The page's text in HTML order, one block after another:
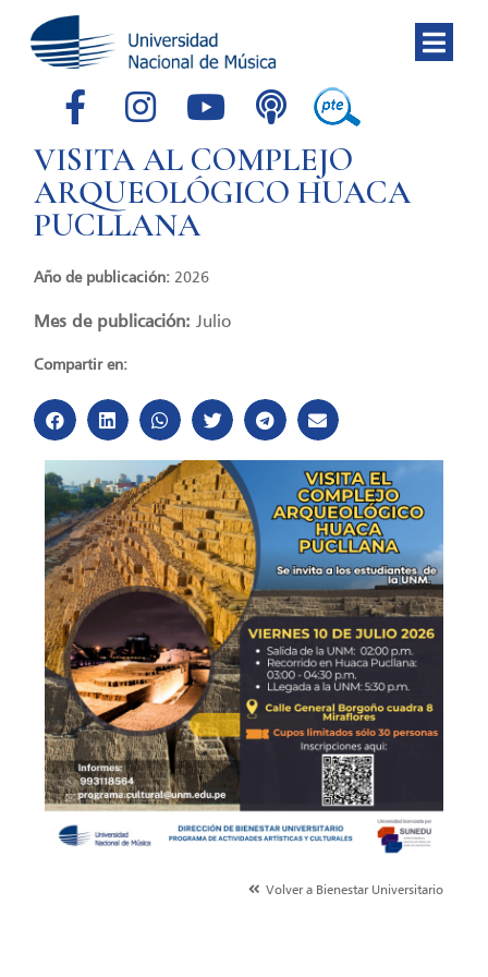
VISITA AL COMPLEJO
ARQUEOLÓGICO HUACA
PUCLLANA
Año de publicación: 2026
Mes de publicación:Julio
Compartir en:
Volver a Bienestar Universitario